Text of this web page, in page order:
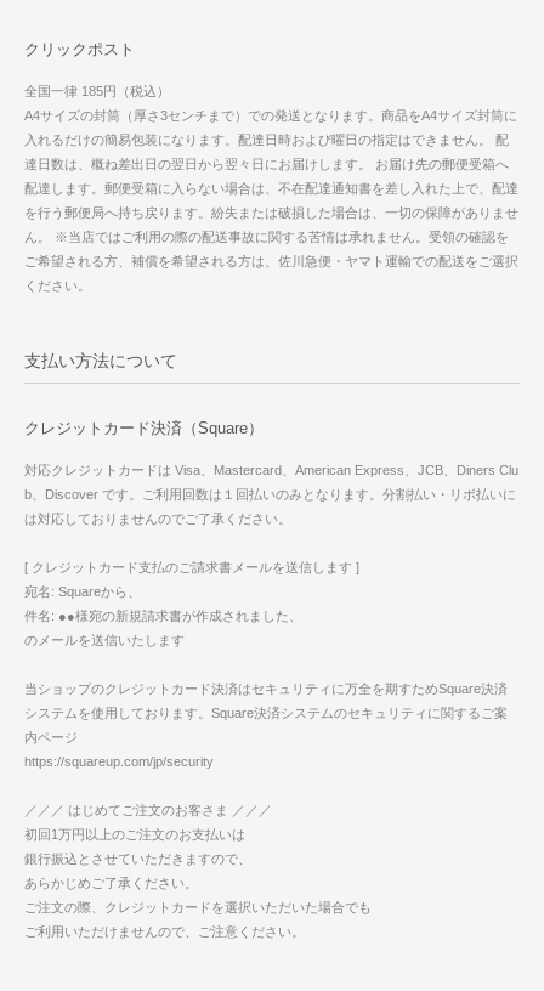
クリックポスト
全国一律 185円（税込）
A4サイズの封筒（厚さ3センチまで）での発送となります。商品をA4サイズ封筒に
入れるだけの簡易包装になります。配達日時および曜日の指定はできません。 配
達日数は、概ね差出日の翌日から翌々日にお届けします。 お届け先の郵便受箱へ
配達します。郵便受箱に入らない場合は、不在配達通知書を差し入れた上で、配達
を行う郵便局へ持ち戻ります。紛失または破損した場合は、一切の保障がありませ
ん。 ※当店ではご利用の際の配送事故に関する苦情は承れません。受領の確認を
ご希望される方、補償を希望される方は、佐川急便・ヤマト運輸での配送をご選択
ください。
支払い方法について
クレジットカード決済（Square）
対応クレジットカードは Visa、Mastercard、American Express、JCB、Diners Clu
b、Discover です。ご利用回数は１回払いのみとなります。分割払い・リボ払いに
は対応しておりませんのでご了承ください。
[ クレジットカード支払のご請求書メールを送信します ]
宛名: Squareから、
件名: ●●様宛の新規請求書が作成されました、
のメールを送信いたします
当ショップのクレジットカード決済はセキュリティに万全を期すためSquare決済
システムを使用しております。Square決済システムのセキュリティに関するご案
内ページ
https://squareup.com/jp/security
／／／ はじめてご注文のお客さま ／／／
初回1万円以上のご注文のお支払いは
銀行振込とさせていただきますので、
あらかじめご了承ください。
ご注文の際、クレジットカードを選択いただいた場合でも
ご利用いただけませんので、ご注意ください。